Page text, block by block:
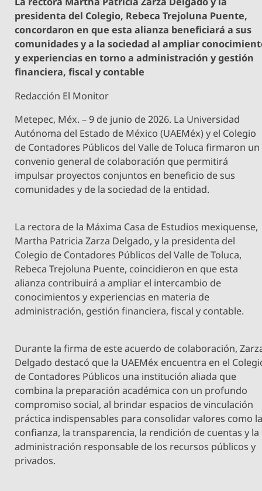
presidenta del Colegio, Rebeca Trejoluna Puente,
concordaron en que esta alianza beneficiará a sus
comunidades y a la sociedad al ampliar
y experiencias en torno a administración y gestión
financiera, fiscal y contable
Redacción El Monitor
Metepec, Méx. – 9 de junio de 2026. La Universidad
Autónoma del Estado de México (UAEMéx) y el Colegio
de Contadores Públicos del Valle de Toluca firmaron un
convenio general de colaboración que permitirá
impulsar proyectos conjuntos en beneficio de sus
comunidades y de la sociedad de la entidad.
La rectora de la Máxima Casa de Estudios mexiquense,
Martha Patricia Zarza Delgado, y la presidenta del
Colegio de Contadores Públicos del Valle de Toluca,
Rebeca Trejoluna Puente, coincidieron en que esta
alianza contribuirá a ampliar el intercambio de
conocimientos y experiencias en materia de
administración, gestión financiera, fiscal y contable.
Durante la firma de este acuerdo de colaboración,
Delgado destacó que la UAEMéx encuentra en el
de Contadores Públicos una institución aliada que
combina la preparación académica con un profundo
compromiso social, al brindar espacios de vinculación
práctica indispensables para consolidar valores como
confianza, la transparencia, la rendición de cuentas y la
administración responsable de los recursos públicos y
privados.